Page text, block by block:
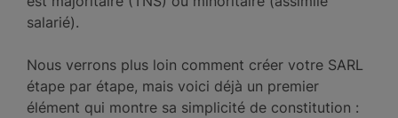
salarié).
Nous verrons plus loin comment créer votre SARL
étape par étape, mais voici déjà un premier
élément qui montre sa simplicité de constitution :